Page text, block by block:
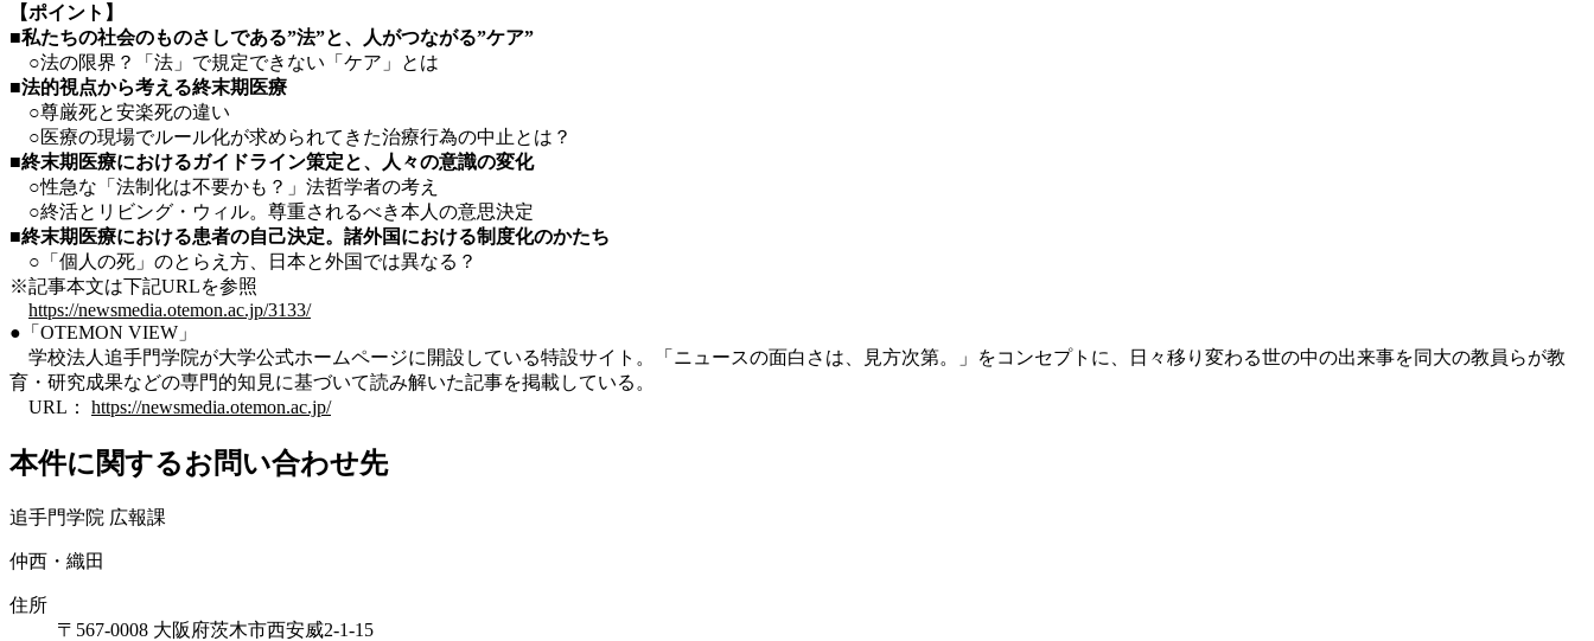
【ポイント】
■私たちの社会のものさしである”法”と、人がつながる”ケア”
○法の限界？「法」で規定できない「ケア」とは
■法的視点から考える終末期医療
○尊厳死と安楽死の違い
○医療の現場でルール化が求められてきた治療行為の中止とは？
■終末期医療におけるガイドライン策定と、人々の意識の変化
○性急な「法制化は不要かも？」法哲学者の考え
○終活とリビング・ウィル。尊重されるべき本人の意思決定
■終末期医療における患者の自己決定。諸外国における制度化のかたち
○「個人の死」のとらえ方、日本と外国では異なる？
※記事本文は下記URLを参照
https://newsmedia.otemon.ac.jp/3133/
●「OTEMON VIEW」
学校法人追手門学院が大学公式ホームページに開設している特設サイト。「ニュースの面白さは、見方次第。」をコンセプトに、日々移り変わる世の中の出来事を同大の教員らが教
育・研究成果などの専門的知見に基づいて読み解いた記事を掲載している。
URL： https://newsmedia.otemon.ac.jp/
本件に関するお問い合わせ先
追手門学院 広報課
仲西・織田
住所
〒567-0008 大阪府茨木市西安威2-1-15